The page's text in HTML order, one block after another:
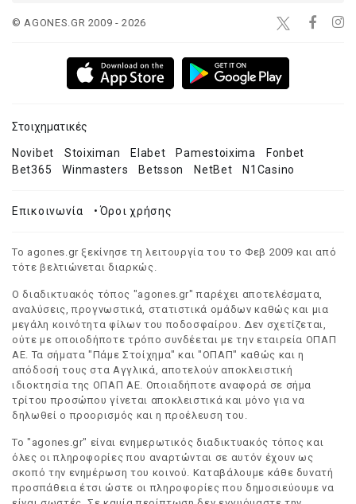
© AGONES.GR 2009 - 2026
Στοιχηματικές
Novibet Stoiximan Elabet Pamestoixima
Fonbet
Bet365
Winmasters Betsson NetBet N1Casino
Επικοινωνία •Όροι χρήσης
Το agones.gr ξεκίνησε τη λειτουργία του το Φεβ 2009 και από
τότε βελτιώνεται διαρκώς.
Ο διαδικτυακός τόπος "agones.gr" παρέχει αποτελέσματα,
αναλύσεις, προγνωστικά, στατιστικά ομάδων καθώς και μια
μεγάλη κοινότητα φίλων του ποδοσφαίρου. Δεν σχετίζεται,
ούτε με οποιοδήποτε τρόπο συνδέεται με την εταιρεία ΟΠΑΠ
ΑΕ. Τα σήματα "Πάμε Στοίχημα" και "ΟΠΑΠ" καθώς και η
απόδοσή τους στα Αγγλικά, αποτελούν αποκλειστική
ιδιοκτησία της ΟΠΑΠ ΑΕ. Οποιαδήποτε αναφορά σε σήμα
τρίτου προσώπου γίνεται αποκλειστικά και μόνο για να
δηλωθεί ο προορισμός και η προέλευση του.
Το "agones.gr" είναι ενημερωτικός διαδικτυακός τόπος και
όλες οι πληροφορίες που αναρτώνται σε αυτόν έχουν ως
σκοπό την ενημέρωση του κοινού. Καταβάλουμε κάθε δυνατή
προσπάθεια έτσι ώστε οι πληροφορίες που δημοσιεύουμε να